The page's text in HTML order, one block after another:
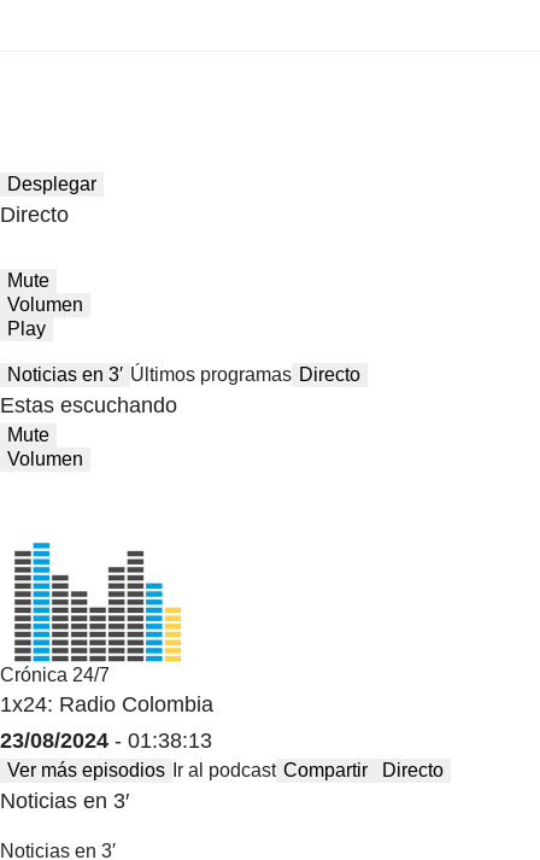
Desplegar
Directo
Mute
Volumen
Play
Noticias en 3′ Últimos programas Directo
Estas escuchando
Mute
Volumen
Crónica 24/7
1x24: Radio Colombia
23/08/2024 - 01:38:13
Ver más episodios Ir al podcast Compartir Directo
Noticias en 3′
Noticias en 3′